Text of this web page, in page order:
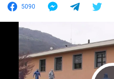
5090